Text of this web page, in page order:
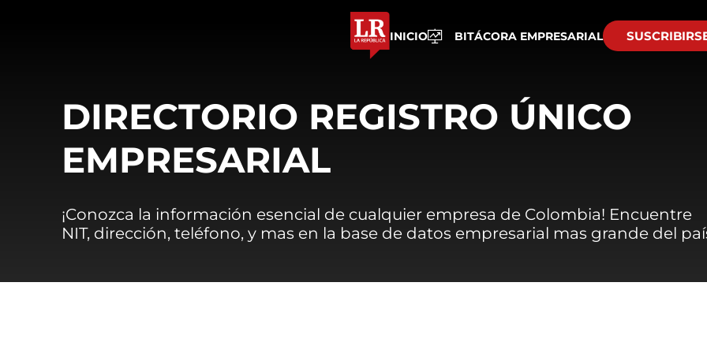
INICIO BITÁCORA EMPRESARIAL
DIRECTORIO REGISTRO ÚNICO
EMPRESARIAL
¡Conozca la información esencial de cualquier empresa de Colombia! Encuentre
NIT, dirección, teléfono, y mas en la base de datos empresarial mas grande del